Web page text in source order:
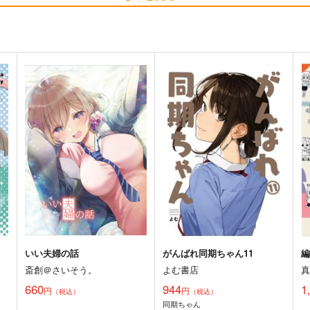
黒白のアヴェスター 2
神座万象・第十四機関
専売 2,178円（税込）
オリジナル
サンプル カート
黒白のアヴェスター 1
神座万象・第十四機関
専売 2,178円（税込）
オリジナル
サンプル カート
いい夫婦の話
斎創＠さいそう。
660円 （税込）
がんばれ同期ちゃん11
よむ書店
944円 （税込）
同期ちゃん